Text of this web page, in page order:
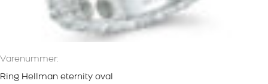
Varenummer:
Ring Hellman eternity oval